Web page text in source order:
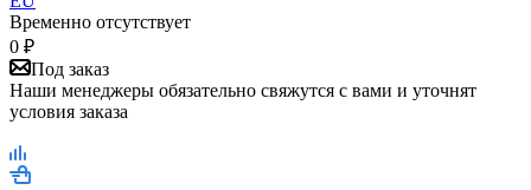
Временно отсутствует
0 ₽
Под заказ
Наши менеджеры обязательно свяжутся с вами и уточнят
условия заказа